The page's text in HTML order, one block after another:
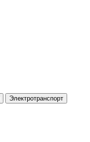
Электротранспорт